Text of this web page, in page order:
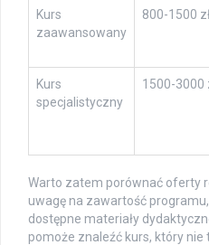
Kurs
zaawansowany
800-1500
Kurs
specjalistyczny
1500-3000
Warto zatem porównać oferty
uwagę na zawartość
dostępne materiały
pomoże znaleźć kurs, który nie